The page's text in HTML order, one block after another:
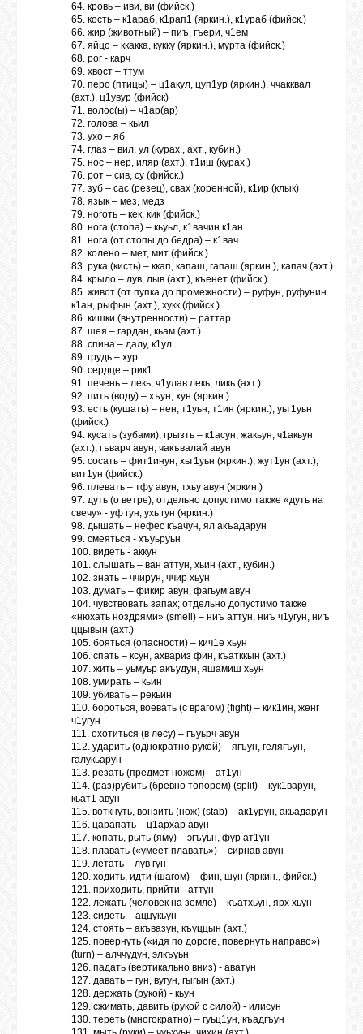
64. кровь – иви, ви (фийск.)
65. кость – к1араб, к1рап1 (яркин.), к1ураб (фийск.)
66. жир (животный) – пиъ, гъери, ч1ем
67. яйцо – ккакка, кукку (яркин.), мурта (фийск.)
68. рог - карч
69. хвост – ттум
70. перо (птицы) – ц1акул, цуп1ур (яркин.), ччакквал
(ахт.), ц1увур (фийск)
71. волос(ы) – ч1ар(ар)
72. голова – кьил
73. ухо – яб
74. глаз – вил, ул (курах., ахт., кубин.)
75. нос – нер, иляр (ахт.), т1иш (курах.)
76. рот – сив, су (фийск.)
77. зуб – сас (резец), свах (коренной), к1ир (клык)
78. язык – мез, медз
79. ноготь – кек, кик (фийск.)
80. нога (стопа) – кьуьл, к1вачин к1ан
81. нога (от стопы до бедра) – к1вач
82. колено – мет, мит (фийск.)
83. рука (кисть) – ккап, капаш, гапаш (яркин.), капач (ахт.)
84. крыло – лув, лыв (ахт.), къенет (фийск.)
85. живот (от пупка до промежности) – руфун, руфунин
к1ан, рыфын (ахт.), хукк (фийск.)
86. кишки (внутренности) – раттар
87. шея – гардан, кьам (ахт.)
88. спина – далу, к1ул
89. грудь – хур
90. сердце – рик1
91. печень – лекь, ч1улав лекь, ликь (ахт.)
92. пить (воду) – хъун, хун (яркин.)
93. есть (кушать) – нен, т1уьн, т1ин (яркин.), уьт1уьн
(фийск.)
94. кусать (зубами); грызть – к1асун, жакьун, ч1акьун
(ахт.), гъварч авун, чакъвалай авун
95. сосать – фит1инун, хьт1уьн (яркин.), жут1ун (ахт.),
вит1ун (фийск.)
96. плевать – тфу авун, тхьу авун (яркин.)
97. дуть (о ветре); отдельно допустимо также «дуть на
свечу» - уф гун, ухь гун (яркин.)
98. дышать – нефес къачун, ял акъадарун
99. смеяться - хъуьруьн
100. видеть - аккун
101. слышать – ван аттун, хьин (ахт., кубин.)
102. знать – ччирун, ччир хьун
103. думать – фикир авун, фагьум авун
104. чувствовать запах; отдельно допустимо также
«нюхать ноздрями» (smell) – ниъ аттун, ниъ ч1угун, ниъ
ццывын (ахт.)
105. бояться (опасности) – кич1е хьун
106. спать – ксун, ахвариз фин, къатккын (ахт.)
107. жить – уьмуьр акъудун, яшамиш хьун
108. умирать – кьин
109. убивать – рекьин
110. бороться, воевать (с врагом) (fight) – кик1ин, женг
ч1угун
111. охотиться (в лесу) – гъуьрч авун
112. ударить (однократно рукой) – ягъун, гелягъун,
галукьарун
113. резать (предмет ножом) – ат1ун
114. (раз)рубить (бревно топором) (split) – кук1варун,
кьат1 авун
115. воткнуть, вонзить (нож) (stab) – ак1урун, акьадарун
116. царапать – ц1архар авун
117. копать, рыть (яму) – эгъуьн, фур ат1ун
118. плавать («умеет плавать») – сирнав авун
119. летать – лув гун
120. ходить, идти (шагом) – фин, шун (яркин., фийск.)
121. приходить, прийти - аттун
122. лежать (человек на земле) – къатхьун, ярх хьун
123. сидеть – аццукьун
124. стоять – акъвазун, къуццын (ахт.)
125. повернуть («идя по дороге, повернуть направо»)
(turn) – алччудун, элкъуьн
126. падать (вертикально вниз) - аватун
127. давать – гун, вугун, гыгын (ахт.)
128. держать (рукой) - кьун
129. сжимать, давить (рукой с силой) - илисун
130. тереть (многократно) – гуьц1ун, къадгъун